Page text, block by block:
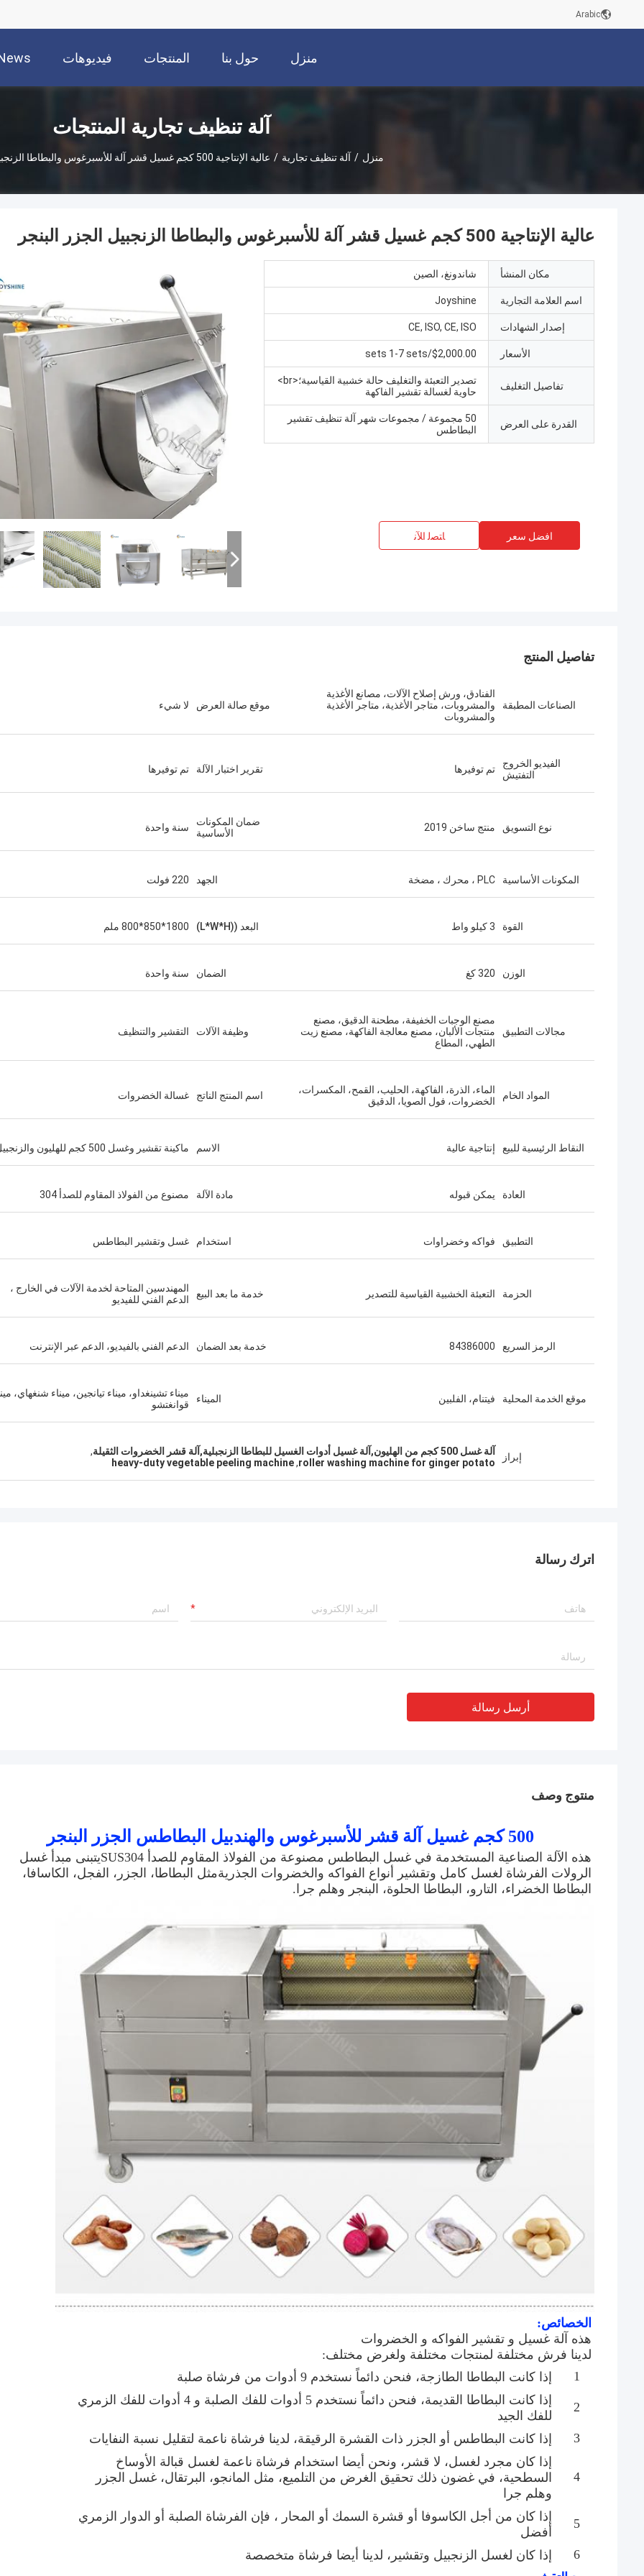
Arabic
منزل حول بنا المنتجات فيديوهات
آلة تنظيف تجارية المنتجات
منزل / آلة تنظيف تجارية / عالية الإنتاجية 500 كجم غسيل قشر آلة للأسبرغوس والبطاطا الزنجبيل الجزر البنجر
عالية الإنتاجية 500 كجم غسيل قشر آلة للأسبرغوس والبطاطا الزنجبيل الجزر البنجر
مكان المنشأ شاندونغ، الصين
اسم العلامة التجارية Joyshine
إصدار الشهادات CE, ISO, CE, ISO
الأسعار $2,000.00/sets 1-7 sets
تفاصيل التغليف
تصدير التعبئة والتغليف حالة خشبية القياسية؛<br>
حاوية لغسالة تقشير الفاكهة
القدرة على العرض
50 مجموعة / مجموعات شهر آلة تنظيف تقشير
البطاطس
افضل سعر ﺎﺘﺼﻟ ﺍﻶﻧ
تفاصيل المنتج
الصناعات المطبقة
الفنادق، ورش إصلاح الآلات، مصانع الأغذية
والمشروبات، متاجر الأغذية، متاجر الأغذية
والمشروبات
موقع صالة العرض لا شيء
الفيديو الخروج
التفتيش
تم توفيرها تقرير اختبار الآلة تم توفيرها
نوع التسويق منتج ساخن 2019
ضمان المكونات
الأساسية
سنة واحدة
المكونات الأساسية PLC ، محرك ، مضخة الجهد 220 فولت
القوة 3 كيلو واط البعد ((L*W*H) 1800*850*800 ملم
الوزن 320 كغ الضمان سنة واحدة
مجالات التطبيق
مصنع الوجبات الخفيفة، مطحنة الدقيق، مصنع
منتجات الألبان، مصنع معالجة الفاكهة، مصنع زيت
الطهي، المطاع
وظيفة الآلات التقشير والتنظيف
المواد الخام
الماء، الذرة، الفاكهة، الحليب، القمح، المكسرات،
الخضروات، فول الصويا، الدقيق
اسم المنتج الناتج غسالة الخضروات
النقاط الرئيسية للبيع إنتاجية عالية الاسم ماكينة تقشير وغسل 500 كجم للهليون والزنجبيل
العادة يمكن قبوله مادة الآلة مصنوع من الفولاذ المقاوم للصدأ 304
التطبيق فواكه وخضراوات استخدام غسل وتقشير البطاطس
الحزمة التعبئة الخشبية القياسية للتصدير خدمة ما بعد البيع
المهندسين المتاحة لخدمة الآلات في الخارج ،
الدعم الفني للفيديو
الرمز السريع 84386000 خدمة بعد الضمان الدعم الفني بالفيديو، الدعم عبر الإنترنت
موقع الخدمة المحلية فيتنام، الفلبين الميناء
ميناء تشينغداو، ميناء تيانجين، ميناء شنغهاي،
قوانغتشو
إبراز آلة غسل 500 كجم من الهليون,آلة غسيل أدوات الغسيل للبطاطا الزنجبلية,آلة قشر الخضروات الثقيلة
,
roller washing machine for ginger potato
,
heavy-duty vegetable peeling machine
اترك رسالة
أرسل رسالة
منتوج وصف
500 كجم غسيل آلة قشر للأسبرغوس والهندبيل البطاطس الجزر البنجر
البطاطا الخضراء، التارو، البطاطا الحلوة، البنجر وهلم جرا.
الخصائص:
هذه آلة غسيل و تقشير الفواكه و الخضروات
لدينا فرش مختلفة لمنتجات مختلفة ولغرض مختلف:
1
إذا كانت البطاطا الطازجة، فنحن دائماً نستخدم 9 أدوات من فرشاة صلبة
2
إذا كانت البطاطا القديمة، فنحن دائماً نستخدم 5 أدوات للفك الصلبة و 4 أدوات للفك الزمري
للفك الجيد
3
إذا كانت البطاطس أو الجزر ذات القشرة الرقيقة، لدينا فرشاة ناعمة لتقليل نسبة النفايات
4
إذا كان مجرد لغسل، لا قشر، ونحن أيضا استخدام فرشاة ناعمة لغسل قبالة الأوساخ
السطحية، في غضون ذلك تحقيق الغرض من التلميع، مثل المانجو، البرتقال، غسل الجزر
وهلم جرا
5
إذا كان من أجل الكاسوفا أو قشرة السمك أو المحار ، فإن الفرشاة الصلبة أو الدوار الزمري
أفضل
6
إذا كان لغسل الزنجبيل وتقشير، لدينا أيضا فرشاة متخصصة